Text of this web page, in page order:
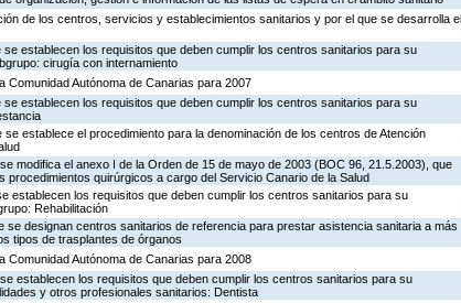
de los centros, servicios y establecimientos sanitarios y por el que se desarrolla el
establecen los requisitos que deben cumplir los centros sanitarios para su
cirugía con internamiento
Comunidad Autónoma de Canarias para 2007
establecen los requisitos que deben cumplir los centros sanitarios para su
establece el procedimiento para la denominación de los centros de Atención
modifica el anexo I de la Orden de 15 de mayo de 2003 (BOC 96, 21.5.2003), que
quirúrgicos a cargo del Servicio Canario de la Salud
establecen los requisitos que deben cumplir los centros sanitarios para su
Rehabilitación
designan centros sanitarios de referencia para prestar asistencia sanitaria a más
tipos de trasplantes de órganos
Comunidad Autónoma de Canarias para 2008
establecen los requisitos que deben cumplir los centros sanitarios para su
y otros profesionales sanitarios: Dentista